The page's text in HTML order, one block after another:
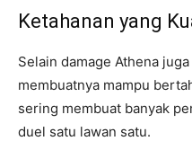
Ketahanan yang
Selain damage Athena
membuatnya mampu
sering membuat banyak
duel satu lawan satu.